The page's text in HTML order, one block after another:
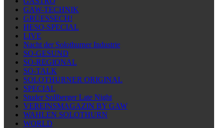
GAW-TECHNIK
GRÜESSECH!
HESO-SPECIAL
LIVE
Nacht der Solothurner Industrie
SO-GESUND
SO-REGIONAL
SO-TALK
SOLOTHURNER ORIGINAL
SPECIAL
Studer Sollberger Late Night
VEREINSMAGAZIN BY GAW
WAHLEN SOLOTHURN
WORLD